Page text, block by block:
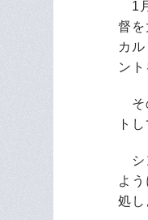
1
督
カ
ン
そ
ト
シ
よ
処し